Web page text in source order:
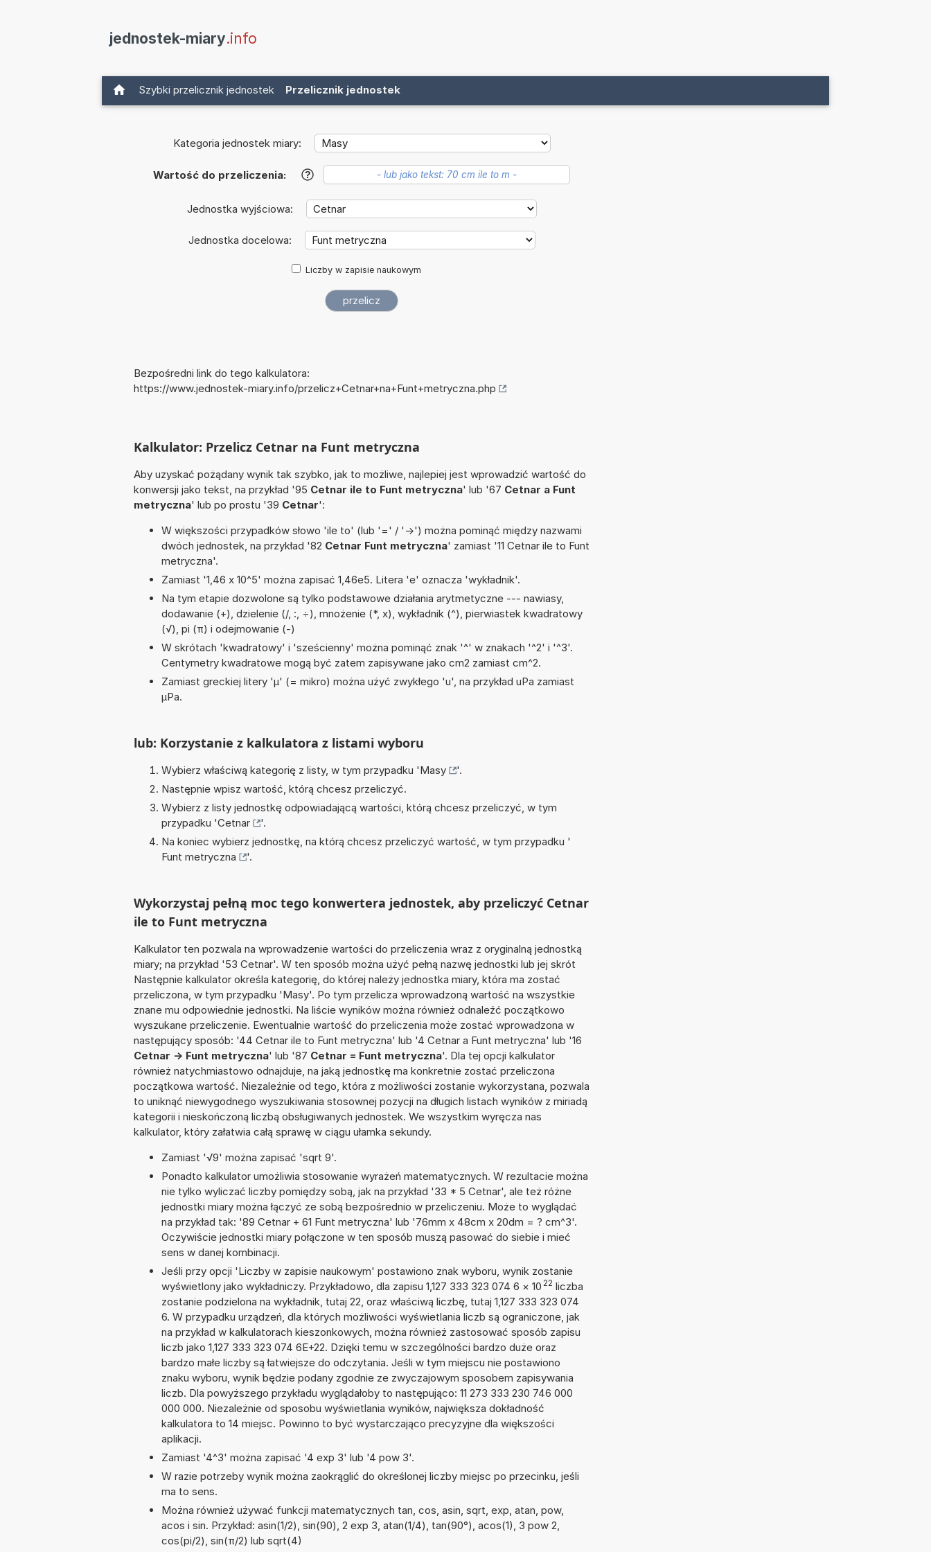
jednostek-miary.info
Szybki przelicznik jednostek Przelicznik jednostek
Kategoria jednostek miary:
Wartość do przeliczenia: ?
Jednostka wyjściowa:
Jednostka docelowa:
Liczby w zapisie naukowym
Bezpośredni link do tego kalkulatora:
https://www.jednostek-miary.info/przelicz+Cetnar+na+Funt+metryczna.php
Kalkulator: Przelicz Cetnar na Funt metryczna
Aby uzyskać pożądany wynik tak szybko, jak to możliwe, najlepiej jest wprowadzić wartość do
konwersji jako tekst, na przykład '95 Cetnar ile to Funt metryczna' lub '67 Cetnar a Funt
metryczna' lub po prostu '39 Cetnar':
W większości przypadków słowo 'ile to' (lub '=' / '->') można pominąć między nazwami
dwóch jednostek, na przykład '82 Cetnar Funt metryczna' zamiast '11 Cetnar ile to Funt
metryczna'.
Zamiast '1,46 x 10^5' można zapisać 1,46e5. Litera 'e' oznacza 'wykładnik'.
Na tym etapie dozwolone są tylko podstawowe działania arytmetyczne --- nawiasy,
dodawanie (+), dzielenie (/, :, ÷), mnożenie (*, x), wykładnik (^), pierwiastek kwadratowy
(√), pi (π) i odejmowanie (-)
W skrótach 'kwadratowy' i 'sześcienny' można pominąć znak '^' w znakach '^2' i '^3'.
Centymetry kwadratowe mogą być zatem zapisywane jako cm2 zamiast cm^2.
Zamiast greckiej litery 'µ' (= mikro) można użyć zwykłego 'u', na przykład uPa zamiast
µPa.
lub: Korzystanie z kalkulatora z listami wyboru
Wybierz właściwą kategorię z listy, w tym przypadku 'Masy
'.
Następnie wpisz wartość, którą chcesz przeliczyć.
Wybierz z listy jednostkę odpowiadającą wartości, którą chcesz przeliczyć, w tym
przypadku 'Cetnar
'.
Na koniec wybierz jednostkę, na którą chcesz przeliczyć wartość, w tym przypadku '
Funt metryczna
'.
Wykorzystaj pełną moc tego konwertera jednostek, aby przeliczyć Cetnar
ile to Funt metryczna
Kalkulator ten pozwala na wprowadzenie wartości do przeliczenia wraz z oryginalną jednostką
miary; na przykład '53 Cetnar'. W ten sposób można użyć pełną nazwę jednostki lub jej skrót
Następnie kalkulator określa kategorię, do której należy jednostka miary, która ma zostać
przeliczona, w tym przypadku 'Masy'. Po tym przelicza wprowadzoną wartość na wszystkie
znane mu odpowiednie jednostki. Na liście wyników można również odnaleźć początkowo
wyszukane przeliczenie. Ewentualnie wartość do przeliczenia może zostać wprowadzona w
następujący sposób: '44 Cetnar ile to Funt metryczna' lub '4 Cetnar a Funt metryczna' lub '16
Cetnar -> Funt metryczna' lub '87 Cetnar = Funt metryczna'. Dla tej opcji kalkulator
również natychmiastowo odnajduje, na jaką jednostkę ma konkretnie zostać przeliczona
początkowa wartość. Niezależnie od tego, która z możliwości zostanie wykorzystana, pozwala
to uniknąć niewygodnego wyszukiwania stosownej pozycji na długich listach wyników z miriadą
kategorii i nieskończoną liczbą obsługiwanych jednostek. We wszystkim wyręcza nas
kalkulator, który załatwia całą sprawę w ciągu ułamka sekundy.
Zamiast '√9' można zapisać 'sqrt 9'.
Ponadto kalkulator umożliwia stosowanie wyrażeń matematycznych. W rezultacie można
nie tylko wyliczać liczby pomiędzy sobą, jak na przykład '33 * 5 Cetnar', ale też różne
jednostki miary można łączyć ze sobą bezpośrednio w przeliczeniu. Może to wyglądać
na przykład tak: '89 Cetnar + 61 Funt metryczna' lub '76mm x 48cm x 20dm = ? cm^3'.
Oczywiście jednostki miary połączone w ten sposób muszą pasować do siebie i mieć
sens w danej kombinacji.
Jeśli przy opcji 'Liczby w zapisie naukowym' postawiono znak wyboru, wynik zostanie
wyświetlony jako wykładniczy. Przykładowo, dla zapisu 1,127 333 323 074 6 × 10 22 liczba
zostanie podzielona na wykładnik, tutaj 22, oraz właściwą liczbę, tutaj 1,127 333 323 074
6. W przypadku urządzeń, dla których możliwości wyświetlania liczb są ograniczone, jak
na przykład w kalkulatorach kieszonkowych, można również zastosować sposób zapisu
liczb jako 1,127 333 323 074 6E+22. Dzięki temu w szczególności bardzo duże oraz
bardzo małe liczby są łatwiejsze do odczytania. Jeśli w tym miejscu nie postawiono
znaku wyboru, wynik będzie podany zgodnie ze zwyczajowym sposobem zapisywania
liczb. Dla powyższego przykładu wyglądałoby to następująco: 11 273 333 230 746 000
000 000. Niezależnie od sposobu wyświetlania wyników, największa dokładność
kalkulatora to 14 miejsc. Powinno to być wystarczająco precyzyjne dla większości
aplikacji.
Zamiast '4^3' można zapisać '4 exp 3' lub '4 pow 3'.
W razie potrzeby wynik można zaokrąglić do określonej liczby miejsc po przecinku, jeśli
ma to sens.
Można również używać funkcji matematycznych tan, cos, asin, sqrt, exp, atan, pow,
acos i sin. Przykład: asin(1/2), sin(90), 2 exp 3, atan(1/4), tan(90°), acos(1), 3 pow 2,
cos(pi/2), sin(π/2) lub sqrt(4)